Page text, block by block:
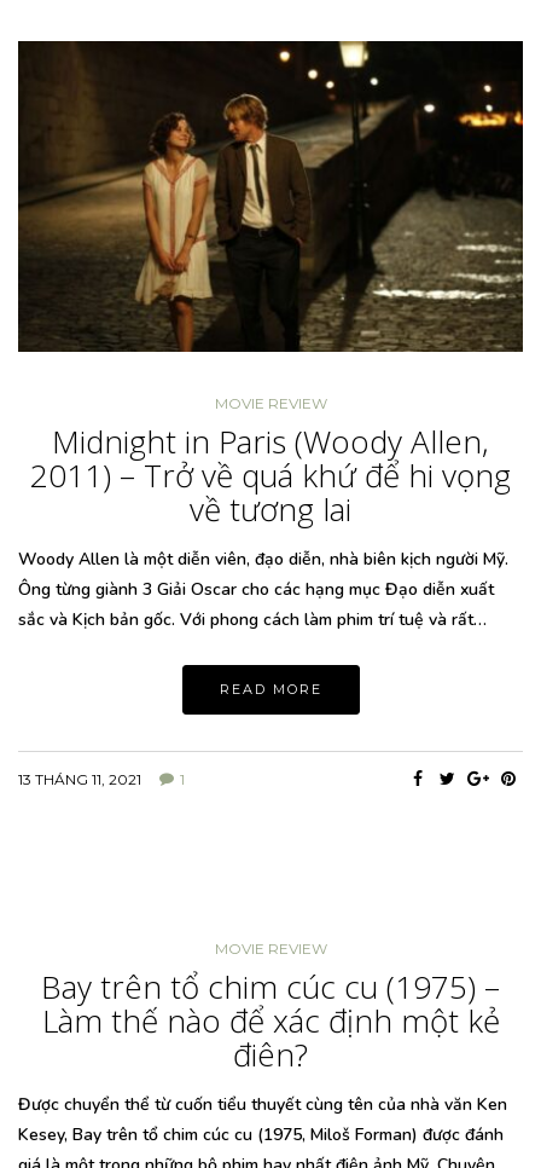
MOVIE REVIEW
Midnight in Paris (Woody Allen,
2011) – Trở về quá khứ để hi vọng
về tương lai
Woody Allen là một diễn viên, đạo diễn, nhà biên kịch người Mỹ.
Ông từng giành 3 Giải Oscar cho các hạng mục Đạo diễn xuất
sắc và Kịch bản gốc. Với phong cách làm phim trí tuệ và rất…
READ MORE
13 THÁNG 11, 2021 1
MOVIE REVIEW
Bay trên tổ chim cúc cu (1975) –
Làm thế nào để xác định một kẻ
điên?
Được chuyển thể từ cuốn tiểu thuyết cùng tên của nhà văn Ken
Kesey, Bay trên tổ chim cúc cu (1975, Miloš Forman) được đánh